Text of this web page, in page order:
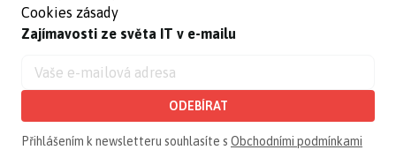
Cookies zásady
Zajímavosti ze světa IT v e-mailu
ODEBÍRAT
Přihlášením k newsletteru souhlasíte s Obchodními podmínkami